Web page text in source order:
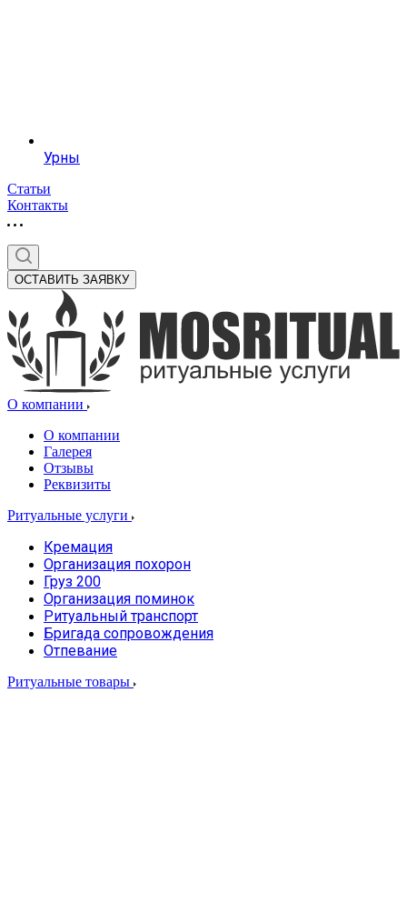
Урны
Статьи
Контакты
ОСТАВИТЬ ЗАЯВКУ
О компании
О компании
Галерея
Отзывы
Реквизиты
Ритуальные услуги
Кремация
Организация похорон
Груз 200
Организация поминок
Ритуальный транспорт
Бригада сопровождения
Отпевание
Ритуальные товары